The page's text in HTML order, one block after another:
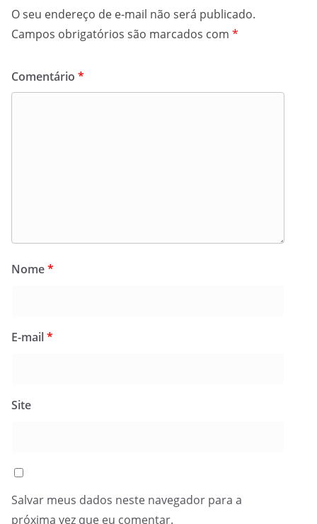
O seu endereço de e-mail não será publicado.
Campos obrigatórios são marcados com *
Comentário *
Nome*
E-mail*
Site
Salvar meus dados neste navegador para a
próxima vez que eu comentar.